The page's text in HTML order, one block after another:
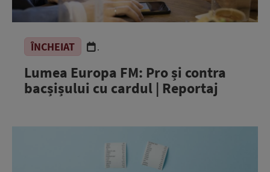
ÎNCHEIAT .
Lumea Europa FM: Pro și contra
bacșișului cu cardul | Reportaj